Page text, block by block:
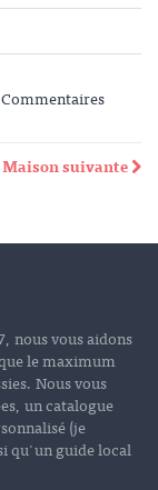
Maison suivante
nous vous aidons
le maximum
Nous vous
un catalogue
(je
qu'un guide local